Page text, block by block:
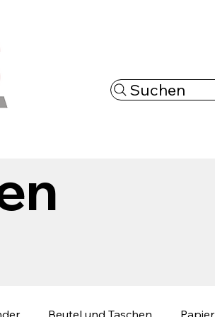
Suchen
Beutel und Taschen Papier